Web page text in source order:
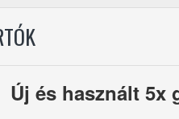
Új és használt 5x